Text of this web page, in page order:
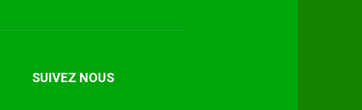
SUIVEZ NOUS